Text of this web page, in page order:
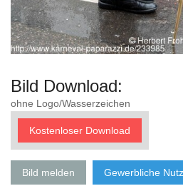
Bild Download:
ohne Logo/Wasserzeichen
Kostenloser Download
Bild melden Gewerbliche